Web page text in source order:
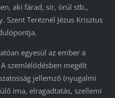
aki fárad, sír, örül stb.,
Szent Teréznél Jézus Krisztus
egyesül az ember a
szemlélődésben megélt
jellemző (nyugalmi
ima, elragadtatás, szellemi